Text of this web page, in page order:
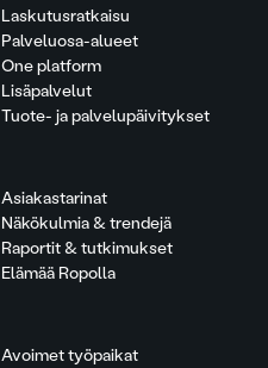
Laskutusratkaisu
Palveluosa-alueet
One platform
Lisäpalvelut
Tuote- ja palvelupäivitykset
Asiakastarinat
Näkökulmia & trendejä
Raportit & tutkimukset
Elämää Ropolla
Avoimet työpaikat